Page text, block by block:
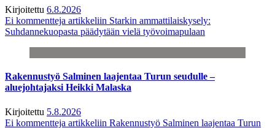
Kirjoitettu 6.8.2026
Ei kommentteja artikkeliin Starkin ammattilaiskysely:
Suhdannekuopasta päädytään vielä työvoimapulaan
Rakennustyö Salminen laajentaa Turun seudulle –
aluejohtajaksi Heikki Malaska
Kirjoitettu 5.8.2026
Ei kommentteja artikkeliin Rakennustyö Salminen laajentaa Turun